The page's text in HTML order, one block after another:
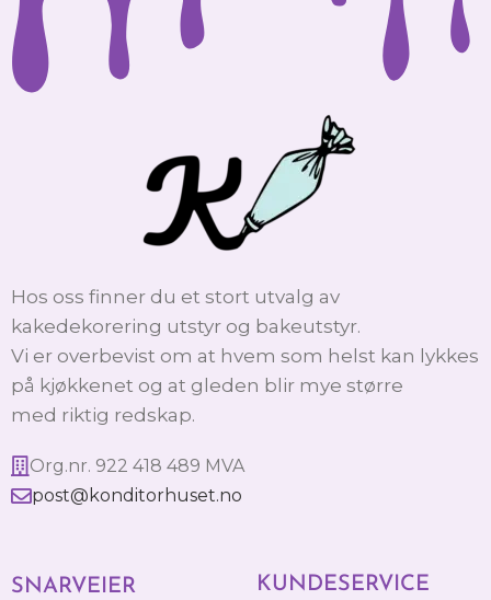
Hos oss finner du et stort utvalg av
kakedekorering utstyr og bakeutstyr.
Vi er overbevist om at hvem som helst kan lykkes
på kjøkkenet og at gleden blir mye større
med riktig redskap.
Org.nr. 922 418 489 MVA
post@konditorhuset.no
SNARVEIER KUNDESERVICE